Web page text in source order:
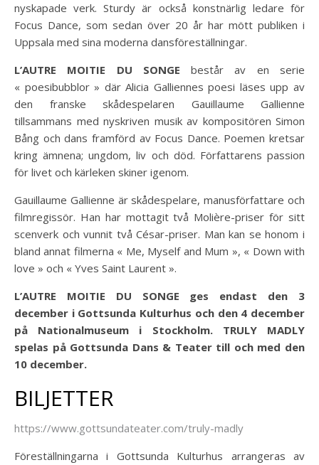
nyskapade verk. Sturdy är också konstnärlig ledare för
Focus Dance, som sedan över 20 år har mött publiken i
Uppsala med sina moderna dansföreställningar.
L’AUTRE MOITIE DU SONGE består av en serie
« poesibubblor » där Alicia Galliennes poesi läses upp av
den franske skådespelaren Gauillaume Gallienne
tillsammans med nyskriven musik av kompositören Simon
Bång och dans framförd av Focus Dance. Poemen kretsar
kring ämnena; ungdom, liv och död. Författarens passion
för livet och kärleken skiner igenom.
Gauillaume Gallienne är skådespelare, manusförfattare och
filmregissör. Han har mottagit två Molière-priser för sitt
scenverk och vunnit två César-priser. Man kan se honom i
bland annat filmerna « Me, Myself and Mum », « Down with
love » och « Yves Saint Laurent ».
L’AUTRE MOITIE DU SONGE ges endast den 3
december i Gottsunda Kulturhus och den 4 december
på Nationalmuseum i Stockholm. TRULY MADLY
spelas på Gottsunda Dans & Teater till och med den
10 december.
BILJETTER
https://www.gottsundateater.com/truly-madly
Föreställningarna i Gottsunda Kulturhus arrangeras av